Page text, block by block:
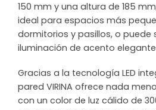
150 mm y una altura de 185
ideal para espacios más
dormitorios y pasillos, o puede
iluminación de acento
Gracias a la tecnología LED
pared VIRINA ofrece nada
con un color de luz cálido de